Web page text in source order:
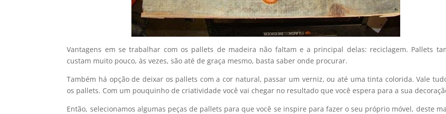
Vantagens em se trabalhar com os pallets de madeira não faltam e a principal delas: reciclagem. Pallets
custam muito pouco, às vezes, são até de graça mesmo, basta saber onde procurar.
Também há opção de deixar os pallets com a cor natural, passar um verniz, ou até uma tinta colorida. Vale
os pallets. Com um pouquinho de criatividade você vai chegar no resultado que você espera para a sua
Então, selecionamos algumas peças de pallets para que você se inspire para fazer o seu próprio móvel, deste